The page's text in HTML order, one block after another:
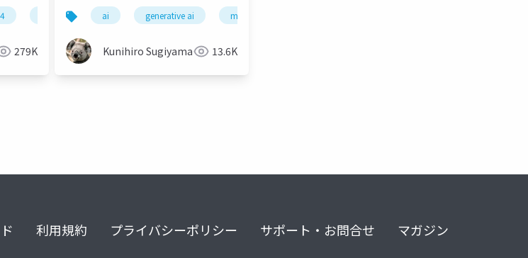
agile
279K
ai generative ai machine learning
Kunihiro Sugiyama 13.6K
利用規約 プライバシーポリシー サポート・お問合せ マガジン